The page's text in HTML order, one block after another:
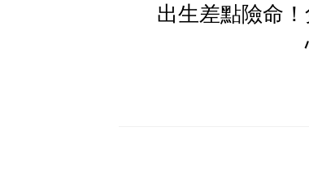
出生差點險命